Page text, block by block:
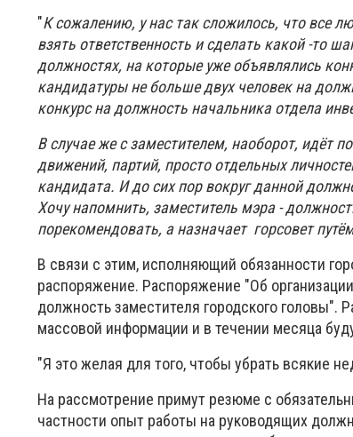
"К сожалению, у нас так сложилось, что все
взять ответственность и сделать какой -то
должностях, на которые уже объявлялись
кандидатуры не больше двух человек на
конкурс на должность начальника отдела
В случае же с заместителем, наоборот, идёт
движений, партий, просто отдельных
кандидата. И до сих пор вокруг данной
Хочу напомнить, заместитель мэра -
порекомендовать, а назначает горсовет
В связи с этим, исполняющий обязанности
распоряжение. Распоряжение "Об
должность заместителя городского головы".
массовой информации и в течении месяца
"Я это желая для того, чтобы убрать всякие
На рассмотрение примут резюме с
частности опыт работы на руководящих